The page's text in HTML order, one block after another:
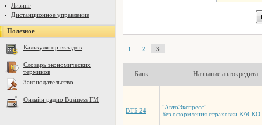
Лизинг
Дистанционное управление
Полезное
Калькулятор вкладов
Словарь экономических
терминов
Законодательство
Онлайн радио Business FM
1 2 3
Банк Название автокредита
ВТБ 24
"АвтоЭкспресс"
Без оформления страховки КАСКО